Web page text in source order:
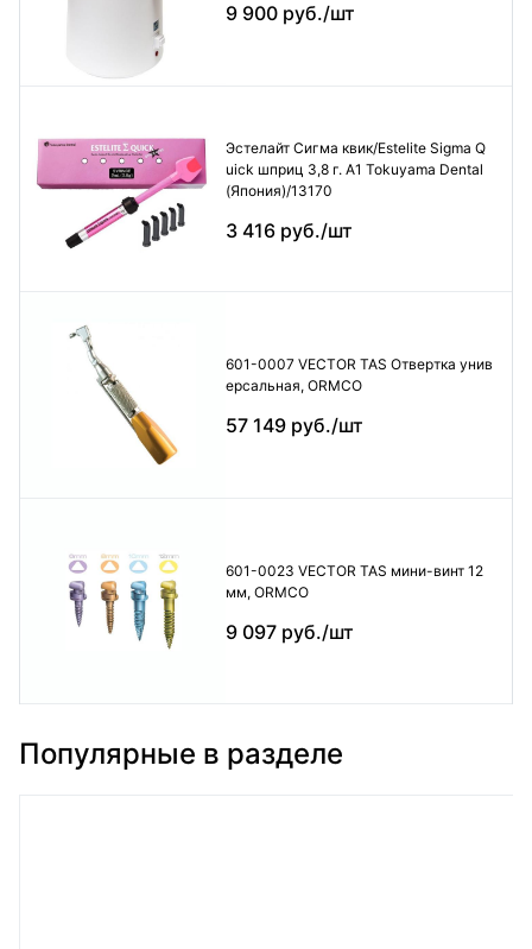
9 900 руб./шт
Эстелайт Сигма квик/Estelite Sigma Q
uick шприц 3,8 г. А1 Tokuyama Dental
(Япония)/13170
3 416 руб./шт
601-0007 VECTOR TAS Отвертка унив
ерсальная, ORMCO
57 149 руб./шт
601-0023 VECTOR TAS мини-винт 12
мм, ORMCO
9 097 руб./шт
Популярные в разделе